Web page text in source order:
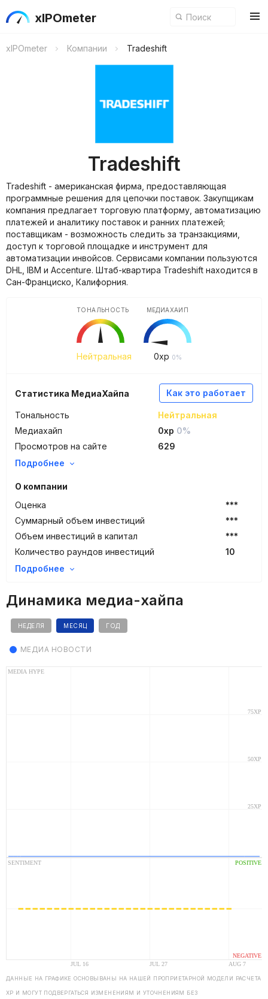
xIPOmeter
xIPOmeter Компании Tradeshift
Tradeshift
Tradeshift - американская фирма, предоставляющая
программные решения для цепочки поставок. Закупщикам
компания предлагает торговую платформу, автоматизацию
платежей и аналитику поставок и ранних платежей;
поставщикам - возможность следить за транзакциями,
доступ к торговой площадке и инструмент для
автоматизации инвойсов. Сервисами компании пользуются
DHL, IBM и Accenture. Штаб-квартира Tradeshift находится в
Сан-Франциско, Калифорния.
Нейтральная
ТОНАЛЬНОСТЬ
0xp 0%
МЕДИАХАЙП
Как это работает
Статистика МедиаХайпа
Тональность
Нейтральная
Медиахайп
0xp 0%
Просмотров на сайте
629
Подробнее
О компании
Оценка
***
Суммарный объем инвестиций
***
Объем инвестиций в капитал
***
Количество раундов инвестиций
10
Подробнее
Динамика медиа-хайпа
НЕДЕЛЯ МЕСЯЦ ГОД
МЕДИА НОВОСТИ
ДАННЫЕ НА ГРАФИКЕ ОСНОВЫВАНЫ НА НАШЕЙ ПРОПРИЕТАРНОЙ МОДЕЛИ РАСЧЕТА
ХP И МОГУТ ПОДВЕРГАТЬСЯ ИЗМЕНЕНИЯМ И УТОЧНЕНИЯМ БЕЗ